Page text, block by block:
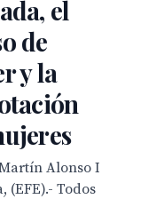
el
de
y la
Alonso I
(EFE).- Todos